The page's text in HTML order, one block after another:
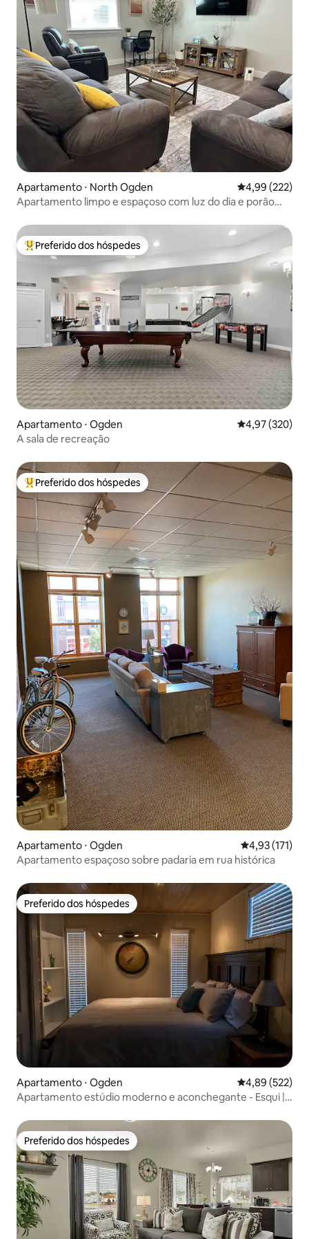
Apartamento ⋅ North Ogden 4,99 de uma
4,99 (222)
Apartamento limpo e espaçoso com luz do dia e porão
Entre os melhores preferidos dos hóspedes
Preferido dos hóspedes
Apartamento ⋅ Ogden 4,97 de uma
4,97 (320)
A sala de recreação
Entre os melhores preferidos dos hóspedes
Preferido dos hóspedes
Apartamento ⋅ Ogden 4,93 de uma
4,93 (171)
Apartamento espaçoso sobre padaria em rua histórica
Preferido dos hóspedes
Preferido dos hóspedes
Apartamento ⋅ Ogden 4,89 de uma
4,89 (522)
Apartamento estúdio moderno e aconchegante - Esqui |
Preferido dos hóspedes
Preferido dos hóspedes